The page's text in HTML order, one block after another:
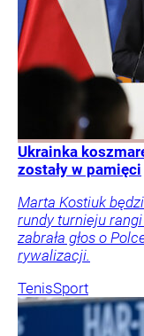
Ukrainka
zostały w pamięci
Marta Kostiuk
rundy turnieju
zabrała głos o
rywalizacji.
TenisSport